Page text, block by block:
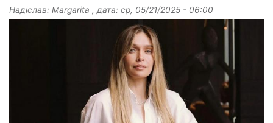
Надіслав: Margarita , дата: ср, 05/21/2025 - 06:00